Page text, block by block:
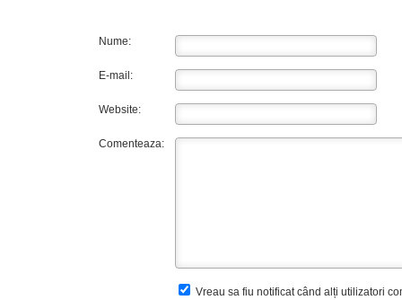
Nume:
E-mail:
Website:
Comenteaza:
Vreau sa fiu notificat când alți utilizatori